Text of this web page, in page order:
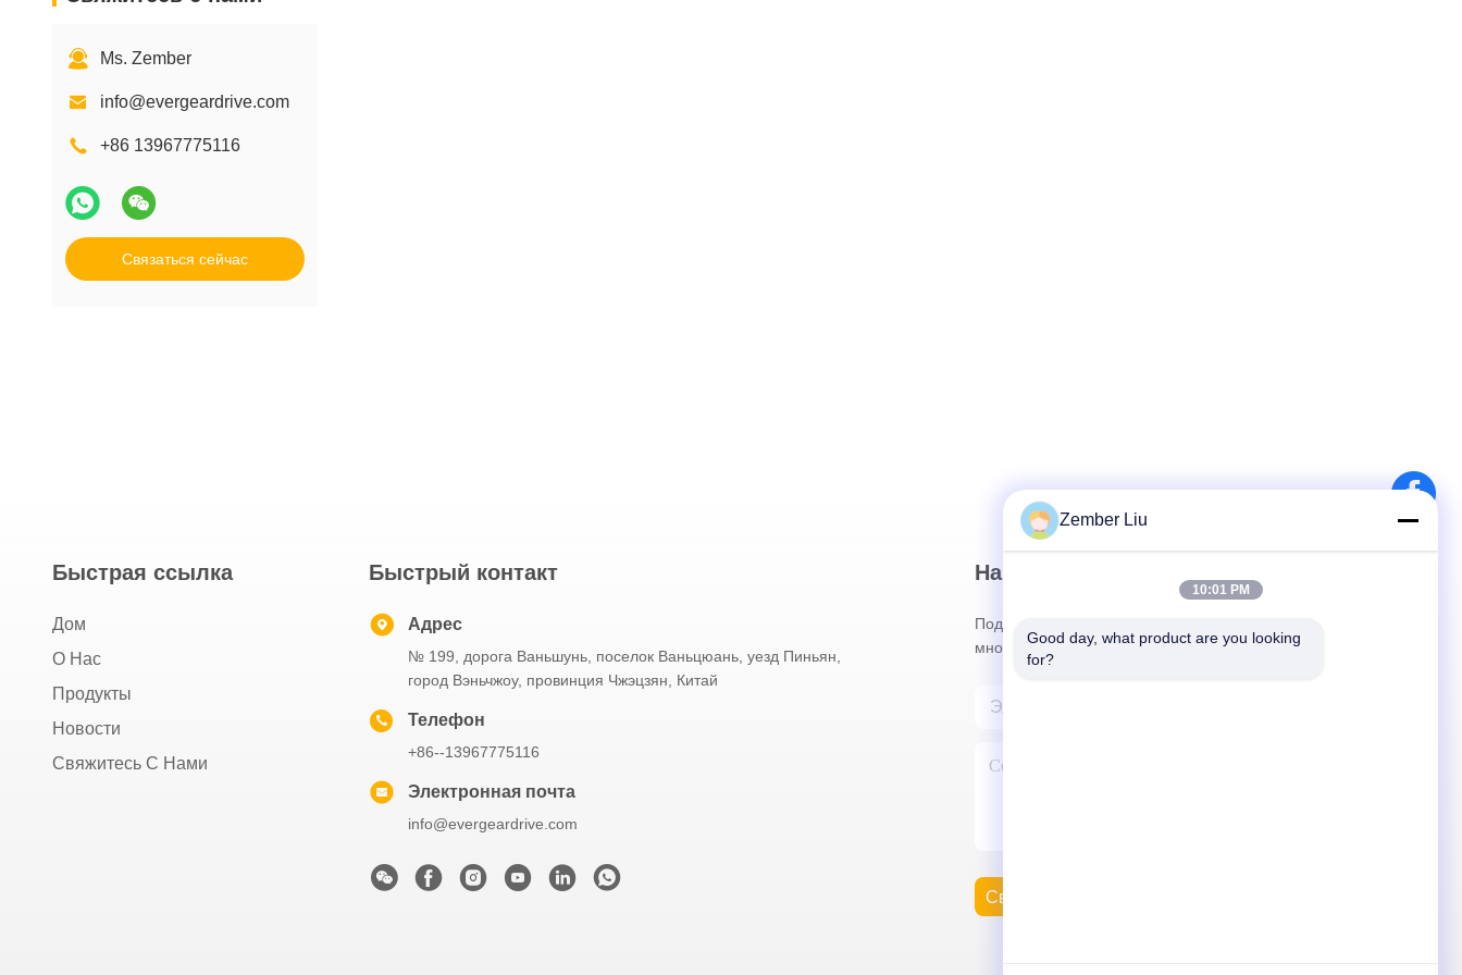
Ms. Zember
info@evergeardrive.com
+86 13967775116
Связаться сейчас
Быстрая ссылка
Дом
О Нас
Продукты
Новости
Свяжитесь С Нами
Быстрый контакт
Адрес
№ 199, дорога Ваньшунь, поселок Ваньцюань, уезд Пиньян,
город Вэньчжоу, провинция Чжэцзян, Китай
Телефон
+86--13967775116
Электронная почта
info@evergeardrive.com
Наш информационный бюллетень
Подпишитесь на нашу рассылку, чтобы получать скидки и
многое другое.
Свяжитесь С Нами
Zember Liu
10:01 PM
Good day, what product are you looking
for?